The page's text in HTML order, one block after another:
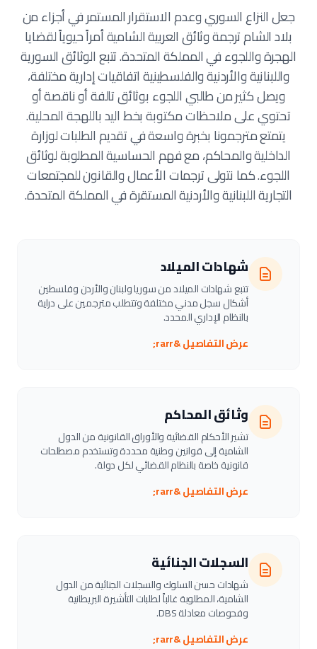
جعل النزاع السوري وعدم الاستقرار المستمر في أجزاء من
بلاد الشام ترجمة وثائق العربية الشامية أمراً حيوياً لقضايا
الهجرة واللجوء في المملكة المتحدة. تتبع الوثائق السورية
واللبنانية والأردنية والفلسطينية اتفاقيات إدارية مختلفة،
ويصل كثير من طالبي اللجوء بوثائق تالفة أو ناقصة أو
تحتوي على ملاحظات مكتوبة بخط اليد باللهجة المحلية.
يتمتع مترجمونا بخبرة واسعة في تقديم الطلبات لوزارة
الداخلية والمحاكم، مع فهم الحساسية المطلوبة لوثائق
اللجوء. كما نتولى ترجمات الأعمال والقانون للمجتمعات
التجارية اللبنانية والأردنية المستقرة في المملكة المتحدة.
شهادات الميلاد
تتبع شهادات الميلاد من سوريا ولبنان والأردن وفلسطين
أشكال سجل مدني مختلفة وتتطلب مترجمين على دراية
بالنظام الإداري المحدد.
عرض التفاصيل &rarr;
وثائق المحاكم
تشير الأحكام القضائية والأوراق القانونية من الدول
الشامية إلى قوانين وطنية محددة وتستخدم مصطلحات
قانونية خاصة بالنظام القضائي لكل دولة.
عرض التفاصيل &rarr;
السجلات الجنائية
شهادات حسن السلوك والسجلات الجنائية من الدول
الشامية، المطلوبة غالباً لطلبات التأشيرة البريطانية
وفحوصات معادلة DBS.
عرض التفاصيل &rarr;